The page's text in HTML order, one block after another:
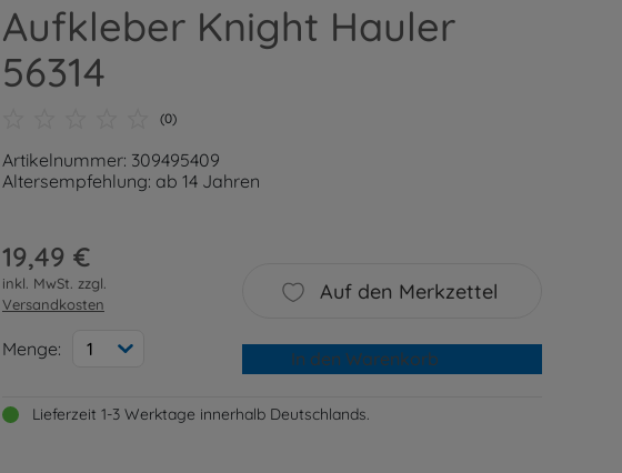
Aufkleber Knight Hauler
56314
(0)
Artikelnummer: 309495409
Altersempfehlung: ab 14 Jahren
19,49 €
inkl. MwSt. zzgl.
Versandkosten
Menge: 1
Auf den Merkzettel
In den Warenkorb
Lieferzeit 1-3 Werktage innerhalb Deutschlands.